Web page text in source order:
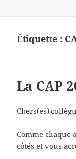
Étiquette :
La CAP
Chers(es)
Comme chaque
côtés et vous